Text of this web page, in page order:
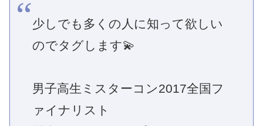
少しでも多くの人に知って欲しい
のでタグします💫
男子高生ミスターコン2017全国フ
ァイナリスト